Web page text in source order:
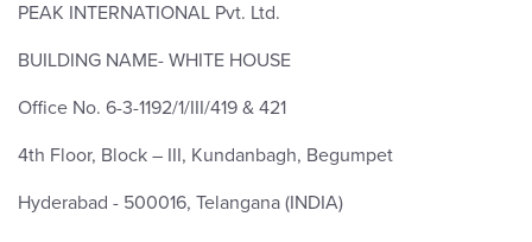
PEAK INTERNATIONAL Pvt. Ltd.
BUILDING NAME- WHITE HOUSE
Office No. 6-3-1192/1/III/419 & 421
4th Floor, Block – III, Kundanbagh, Begumpet
Hyderabad - 500016, Telangana (INDIA)